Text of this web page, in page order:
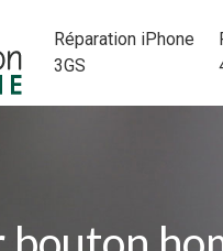
Réparation iPhone
3GS